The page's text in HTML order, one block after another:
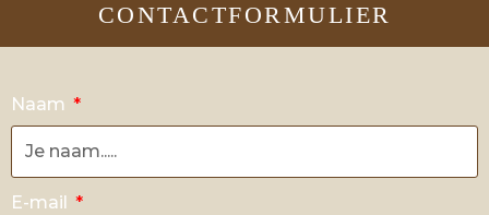
CONTACTFORMULIER
Naam
E-mail